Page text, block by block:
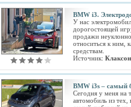
BMW i3.
У нас
дорогостоящей
продажи
относиться к ним,
средствам.
Источник: Клаксон
BMW i3s – самый
Сегодня у меня на
автомобиль из тех,